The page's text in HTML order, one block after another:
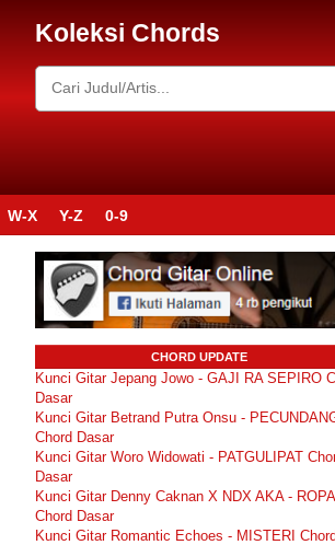
Koleksi Chords
W-X Y-Z 0-9
CHORD UPDATE
Kunci Gitar Jepang Jowo - GAJI RA SEPIRO
Dasar
Kunci Gitar Betrand Putra Onsu -
Chord Dasar
Kunci Gitar Woro Widowati - PATGULIPAT
Dasar
Kunci Gitar Denny Caknan X NDX AKA -
Chord Dasar
Kunci Gitar Romantic Echoes - MISTERI